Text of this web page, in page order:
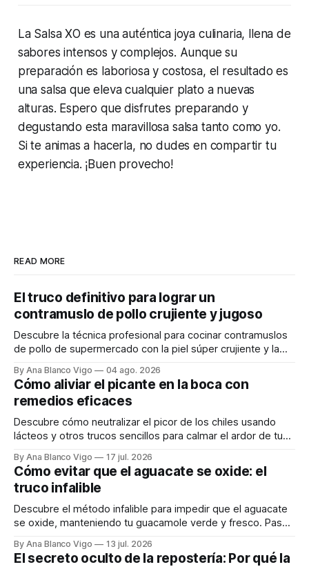
La Salsa XO es una auténtica joya culinaria, llena de
sabores intensos y complejos. Aunque su
preparación es laboriosa y costosa, el resultado es
una salsa que eleva cualquier plato a nuevas
alturas. Espero que disfrutes preparando y
degustando esta maravillosa salsa tanto como yo.
Si te animas a hacerla, no dudes en compartir tu
experiencia. ¡Buen provecho!
READ MORE
El truco definitivo para lograr un
contramuslo de pollo crujiente y jugoso
Descubre la técnica profesional para cocinar contramuslos
de pollo de supermercado con la piel súper crujiente y la
By Ana Blanco Vigo 04 ago. 2026
Cómo aliviar el picante en la boca con
remedios eficaces
Descubre cómo neutralizar el picor de los chiles usando
lácteos y otros trucos sencillos para calmar el ardor de tu
By Ana Blanco Vigo 17 jul. 2026
Cómo evitar que el aguacate se oxide: el
truco infalible
Descubre el método infalible para impedir que el aguacate
se oxide, manteniendo tu guacamole verde y fresco. Paso
By Ana Blanco Vigo 13 jul. 2026
El secreto oculto de la repostería: Por qué la